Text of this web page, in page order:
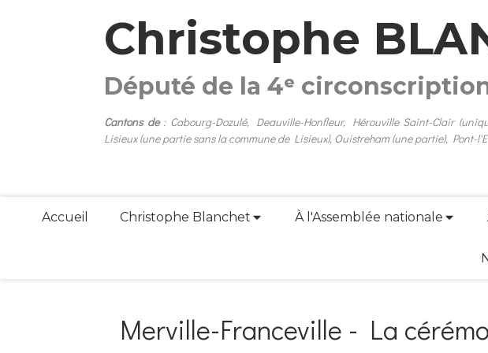
Christophe
Député de la 4ᵉ
Cantons de : Cabourg-Dozulé, Deauville-Honfleur, Hérouville Saint-Clair
Lisieux (une partie sans la commune de Lisieux), Ouistreham (une partie), Pont-
Accueil Christophe Blanchet À l'Assemblée nationale
Merville-Franceville - La